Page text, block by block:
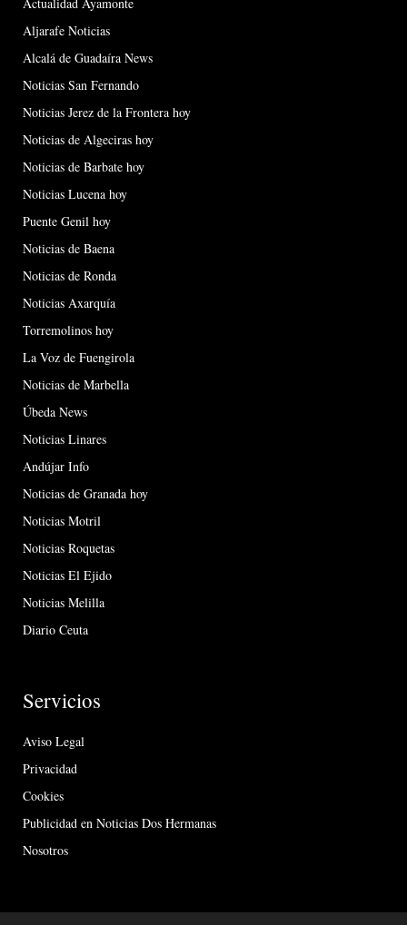
Actualidad Ayamonte
Aljarafe Noticias
Alcalá de Guadaíra News
Noticias San Fernando
Noticias Jerez de la Frontera hoy
Noticias de Algeciras hoy
Noticias de Barbate hoy
Noticias Lucena hoy
Puente Genil hoy
Noticias de Baena
Noticias de Ronda
Noticias Axarquía
Torremolinos hoy
La Voz de Fuengirola
Noticias de Marbella
Úbeda News
Noticias Linares
Andújar Info
Noticias de Granada hoy
Noticias Motril
Noticias Roquetas
Noticias El Ejido
Noticias Melilla
Diario Ceuta
Servicios
Aviso Legal
Privacidad
Cookies
Publicidad en Noticias Dos Hermanas
Nosotros